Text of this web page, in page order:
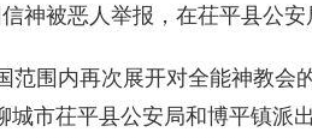
神被恶人举报，在茌平县公安
范围内再次展开对全能神教会
城市茌平县公安局和博平镇派